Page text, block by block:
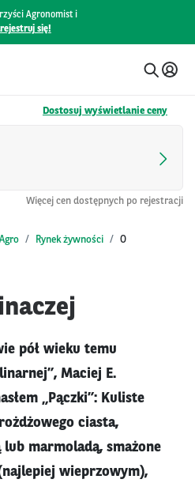
Agronomist i
się!
Dostosuj wyświetlanie ceny
Więcej cen dostępnych po rejestracji
Rynek żywności
O
pół wieku temu
Maciej E.
„Pączki”: Kuliste
ciasta,
marmoladą, smażone
wieprzowym),